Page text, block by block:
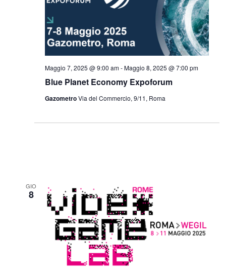
Blue Planet Economy Expoforum
Maggio 7, 2025 @ 9:00 am-Maggio 8, 2025 @ 7:00 pm
GazometroVia del Commercio, 9/11, Roma
GIO
8